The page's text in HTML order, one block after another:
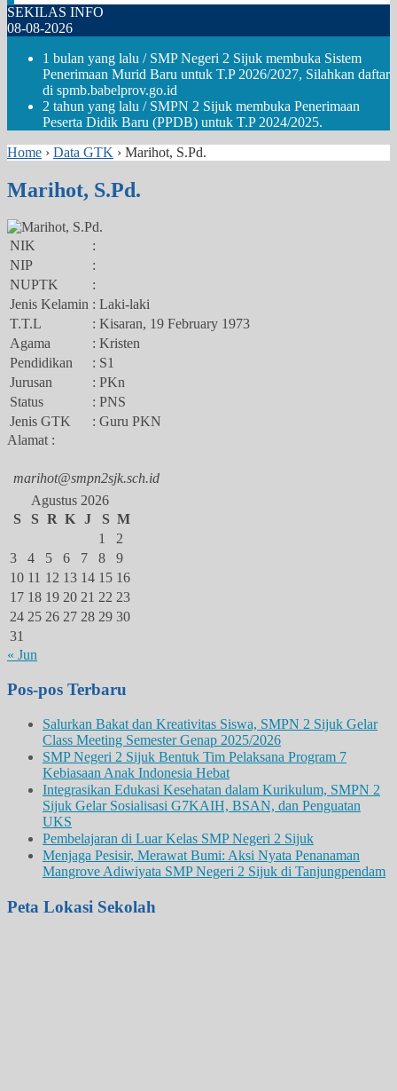
SEKILAS INFO
08-08-2026
1 bulan yang lalu / SMP Negeri 2 Sijuk membuka Sistem
Penerimaan Murid Baru untuk T.P 2026/2027, Silahkan daftar
di spmb.babelprov.go.id
2 tahun yang lalu / SMPN 2 Sijuk membuka Penerimaan
Peserta Didik Baru (PPDB) untuk T.P 2024/2025.
Home › Data GTK › Marihot, S.Pd.
Marihot, S.Pd.
NIK
:
NIP
:
NUPTK
:
Jenis Kelamin : Laki-laki
T.T.L
: Kisaran, 19 February 1973
Agama
: Kristen
Pendidikan
: S1
Jurusan
: PKn
Status
: PNS
Jenis GTK
: Guru PKN
Alamat :
marihot@smpn2sjk.sch.id
Agustus 2026
S
S R K J S M
1
2
3
4 5 6 7 8
9
10 11 12 13 14 15 16
17 18 19 20 21 22 23
24 25 26 27 28 29 30
31
« Jun
Pos-pos Terbaru
Salurkan Bakat dan Kreativitas Siswa, SMPN 2 Sijuk Gelar
Class Meeting Semester Genap 2025/2026
SMP Negeri 2 Sijuk Bentuk Tim Pelaksana Program 7
Kebiasaan Anak Indonesia Hebat
Integrasikan Edukasi Kesehatan dalam Kurikulum, SMPN 2
Sijuk Gelar Sosialisasi G7KAIH, BSAN, dan Penguatan
UKS
Pembelajaran di Luar Kelas SMP Negeri 2 Sijuk
Menjaga Pesisir, Merawat Bumi: Aksi Nyata Penanaman
Mangrove Adiwiyata SMP Negeri 2 Sijuk di Tanjungpendam
Peta Lokasi Sekolah